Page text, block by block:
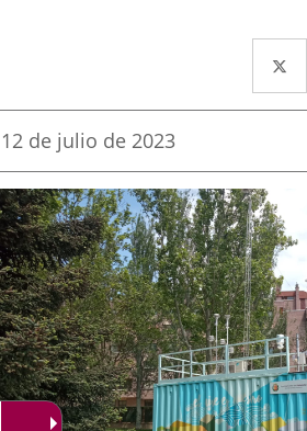
a
Fecha
la
noticia
12 de julio de 2023